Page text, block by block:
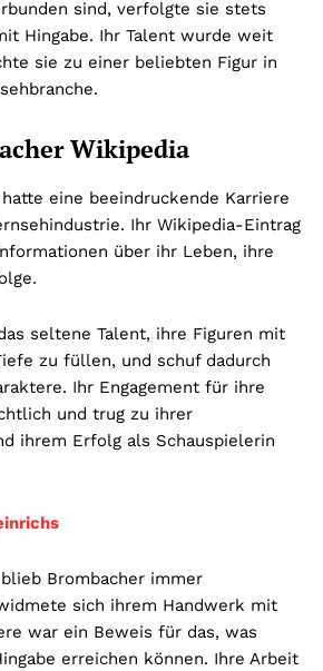
sind, verfolgte sie stets
Hingabe. Ihr Talent wurde weit
sie zu einer beliebten Figur in
Wikipedia
eine beeindruckende Karriere
Ihr Wikipedia-Eintrag
über ihr Leben, ihre
seltene Talent, ihre Figuren mit
zu füllen, und schuf dadurch
Ihr Engagement für ihre
und trug zu ihrer
ihrem Erfolg als Schauspielerin
Brombacher immer
sich ihrem Handwerk mit
war ein Beweis für das, was
erreichen können. Ihre Arbeit